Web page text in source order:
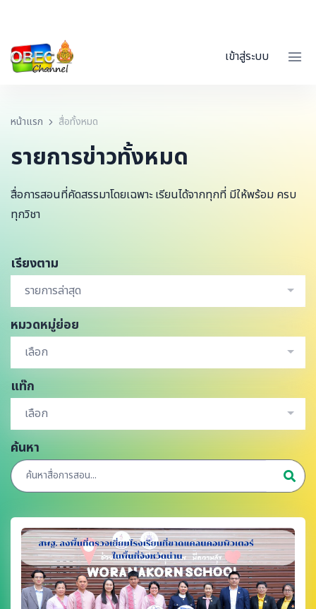
เข้าสู่ระบบ
หน้าแรก สื่อทั้งหมด
รายการข่าวทั้งหมด
สื่อการสอนที่คัดสรรมาโดยเฉพาะ เรียนได้จากทุกที่ มีให้พร้อม ครบ
ทุกวิชา
เรียงตาม
รายการล่าสุด
หมวดหมู่ย่อย
เลือก
แท๊ก
เลือก
ค้นหา